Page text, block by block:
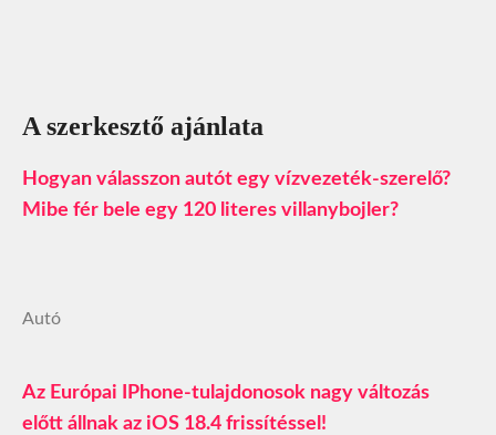
A szerkesztő ajánlata
Hogyan válasszon autót egy vízvezeték-szerelő?
Mibe fér bele egy 120 literes villanybojler?
Autó
Az Európai IPhone-tulajdonosok nagy változás
előtt állnak az iOS 18.4 frissítéssel!